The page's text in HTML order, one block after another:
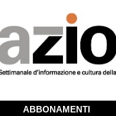
ABBONAMENTI